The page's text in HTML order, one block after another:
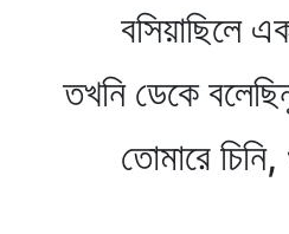
বসিয়াছিলে
তখনি ডেকে
তোমারে চিনি,